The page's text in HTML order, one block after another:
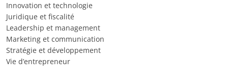
Innovation et technologie
Juridique et fiscalité
Leadership et management
Marketing et communication
Stratégie et développement
Vie d’entrepreneur